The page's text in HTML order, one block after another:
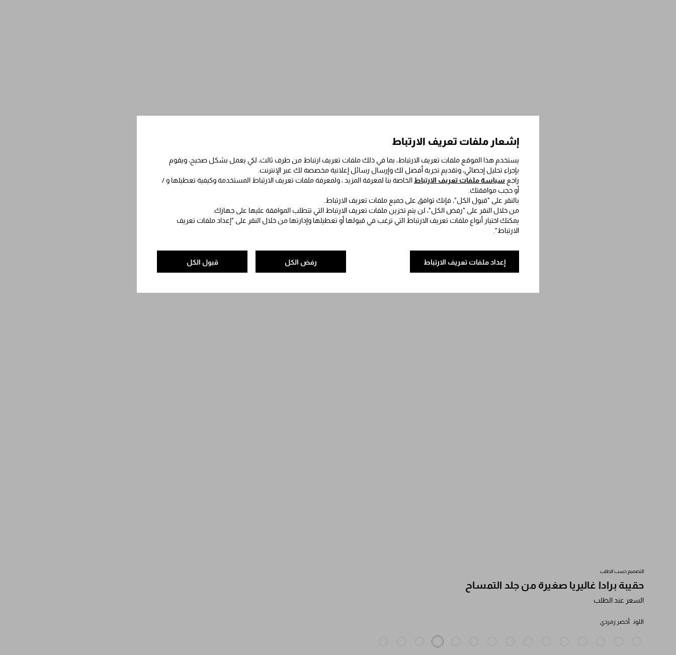
إشعار ملفات تعريف الارتباط
يستخدم هذا الموقع ملفات تعريف الارتباط، بما في ذلك ملفات تعريف ارتباط من طرف ثالث، لكي يعمل بشكل صحيح، ويقوم
بإجراء تحليل إحصائي، وتقديم تجربة أفضل لك وإرسال رسائل إعلانية مخصصة لك عبر الإنترنت.
راجع سياسة ملفات تعريف الارتباط الخاصة بنا لمعرفة المزيد ، ولمعرفة ملفات تعريف الارتباط المستخدمة وكيفية تعطيلها و /
أو حجب موافقتك.
بالنقر على "قبول الكل"، فإنك توافق على جميع ملفات تعريف الارتباط.
من خلال النقر على "رفض الكل"، لن يتم تخزين ملفات تعريف الارتباط التي تتطلب الموافقة عليها على جهازك.
يمكنك اختيار أنواع ملفات تعريف الارتباط التي ترغب في قبولها أو تعطيلها وإدارتها من خلال النقر على "إعداد ملفات تعريف
الارتباط".
قبول الكل رفض الكل إعداد ملفات تعريف الارتباط
التصميم حسب الطلب
حقيبة برادا غاليريا صغيرة من جلد التمساح
السعر عند الطلب
اللون أخضر زمردي